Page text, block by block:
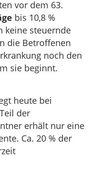
vor dem 63.
bis 10,8 %
keine steuernde
die Betroffenen
noch den
sie beginnt.
heute bei
der
erhält nur eine
Ca. 20 % der